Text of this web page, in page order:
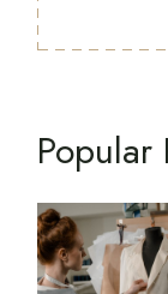
Popular